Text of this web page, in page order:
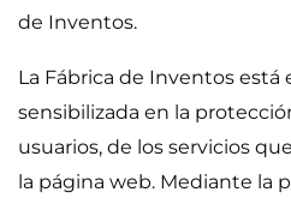
de Inventos.
La Fábrica de Inventos está
sensibilizada en la
usuarios, de los servicios
la página web. Mediante la